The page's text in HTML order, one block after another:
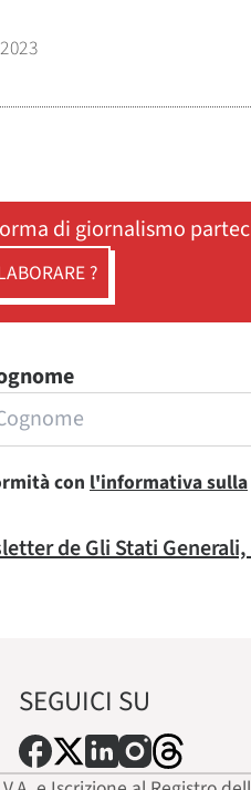
di giornalismo
?
con l'informativa sulla
de Gli Stati
SEGUICI SU